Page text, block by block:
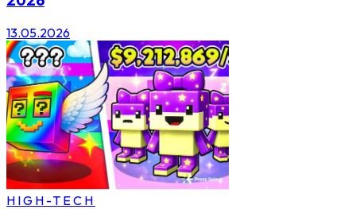
13.05.2026
HIGH-TECH